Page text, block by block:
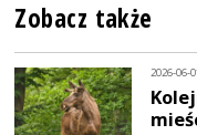
Zobacz także
2026-06-